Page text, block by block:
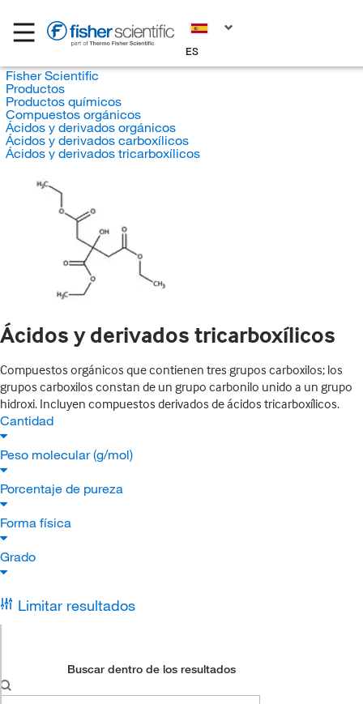
ES
Fisher Scientific
Productos
Productos químicos
Compuestos orgánicos
Ácidos y derivados orgánicos
Ácidos y derivados carboxílicos
Ácidos y derivados tricarboxílicos
Ácidos y derivados tricarboxílicos
Compuestos orgánicos que contienen tres grupos carboxilos; los
grupos carboxilos constan de un grupo carbonilo unido a un grupo
hidroxi. Incluyen compuestos derivados de ácidos tricarboxílicos.
Cantidad
Peso molecular (g/mol)
Porcentaje de pureza
Forma física
Grado
Limitar resultados
Buscar dentro de los resultados